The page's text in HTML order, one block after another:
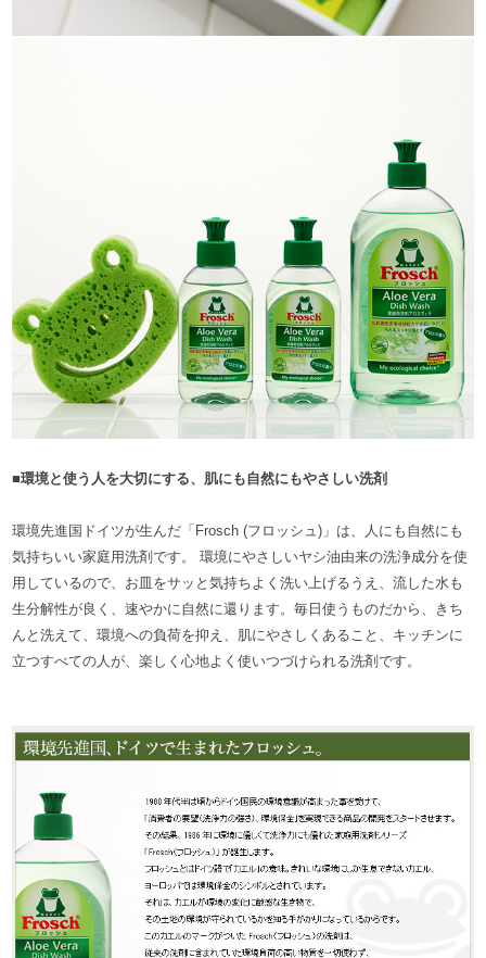
■環境と使う人を大切にする、肌にも自然にもやさしい洗剤
環境先進国ドイツが生んだ「Frosch (フロッシュ)」は、人にも自然にも
気持ちいい家庭用洗剤です。 環境にやさしいヤシ油由来の洗浄成分を使
用しているので、お皿をサッと気持ちよく洗い上げるうえ、流した水も
生分解性が良く、速やかに自然に還ります。毎日使うものだから、きち
んと洗えて、環境への負荷を抑え、肌にやさしくあること、キッチンに
立つすべての人が、楽しく心地よく使いつづけられる洗剤です。